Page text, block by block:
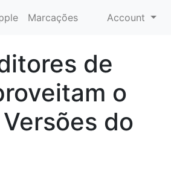
Marcações Account
de
o
do